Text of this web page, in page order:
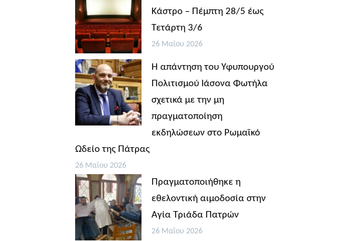
Κάστρο – Πέμπτη 28/5 έως
Τετάρτη 3/6
26 Μαΐου 2026
Η απάντηση του Υφυπουργού
Πολιτισμού Ιάσονα Φωτήλα
σχετικά με την μη
πραγματοποίηση
εκδηλώσεων στο Ρωμαϊκό
Ωδείο της Πάτρας
26 Μαΐου 2026
Πραγματοποιήθηκε η
εθελοντική αιμοδοσία στην
Αγία Τριάδα Πατρών
26 Μαΐου 2026